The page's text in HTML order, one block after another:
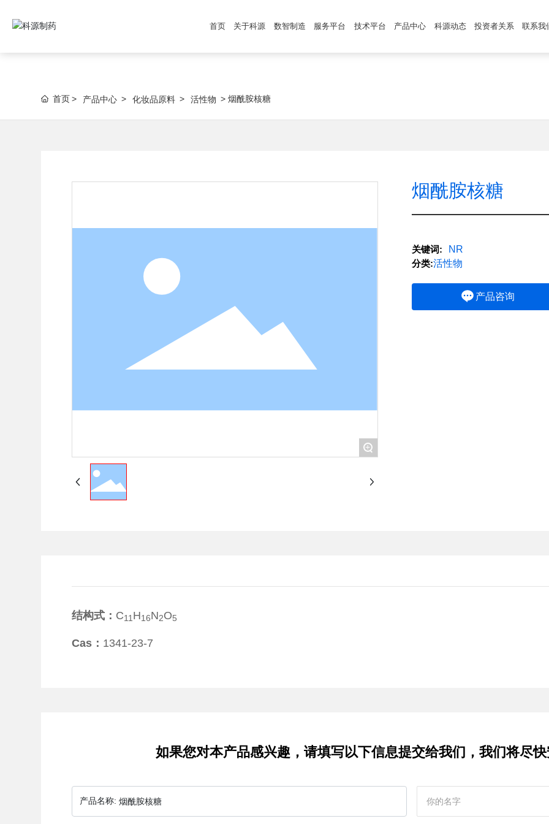
首页 关于科源 数智制造 服务平台 技术平台 产品中心 科源动态 投资者关系 联系我
首页 产品中心 化妆品原料 活性物 烟酰胺核糖
+
烟酰胺核糖
关键词:
NR
分类:活性物
产品咨询
结构式： C11H16N2O5
Cas： 1341-23-7
如果您对本产品感兴趣，请填写以下信息提交给我们，我们将尽
产品名称: 烟酰胺核糖